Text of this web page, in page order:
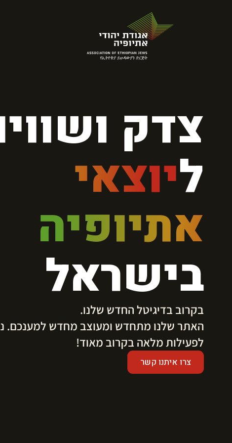
צדק
ליוצאי
אתיופיה
בישראל
בקרוב בדיגיטל החדש שלנו.
​האתר שלנו מתחדש ומעוצב מחדש למענכם.
לפעילות מלאה בקרוב מאוד!
צרו איתנו קשר